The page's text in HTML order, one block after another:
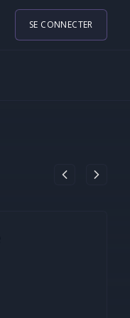
SE CONNECTER